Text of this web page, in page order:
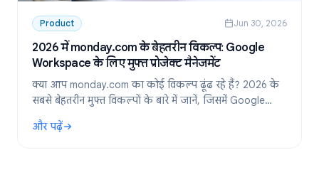
Product Jun 30, 2026
2026 में monday.com के बेहतरीन विकल्प: Google
Workspace के लिए मुफ्त प्रोजेक्ट मैनेजमेंट
क्या आप monday.com का कोई विकल्प ढूंढ रहे हैं? 2026 के
सबसे बेहतरीन मुफ्त विकल्पों के बारे में जानें, जिसमें Google
शामिल है।
और पढ़ें
: 2026 में monday.com के बेहतरीन विकल्प: Google Workspace